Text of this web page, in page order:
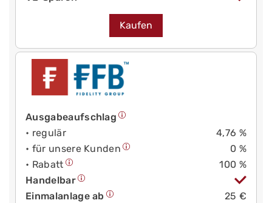
Kaufen
Ausgabeaufschlag
• regulär
4,76 %
• für unsere Kunden
0 %
• Rabatt
100 %
Handelbar
Einmalanlage ab
25 €